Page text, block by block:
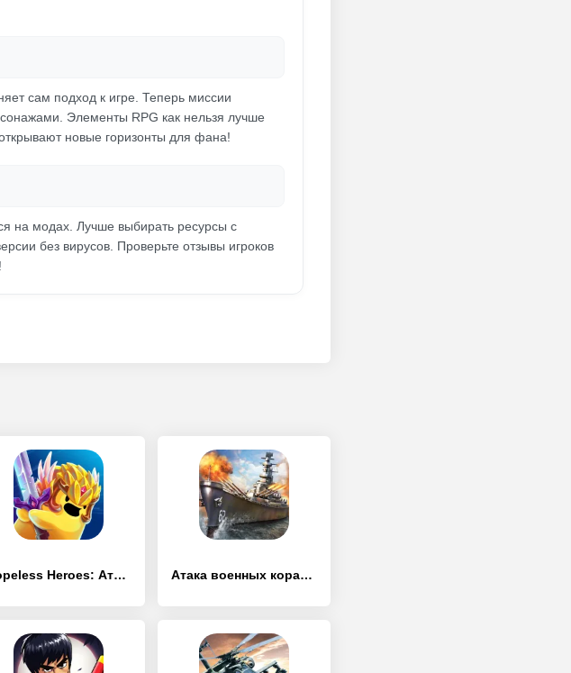
сам подход к игре. Теперь миссии
Элементы RPG как нельзя лучше
новые горизонты для фана!
на модах. Лучше выбирать ресурсы с
без вирусов. Проверьте отзывы игроков
Hopeless Heroes: Атака Тапов Атака военных кораблей 3D